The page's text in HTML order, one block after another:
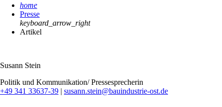
home
Presse
keyboard_arrow_right
Artikel
Susann Stein
Politik und Kommunikation/ Pressesprecherin
+49 341 33637-39 | susann.stein@bauindustrie-ost.de